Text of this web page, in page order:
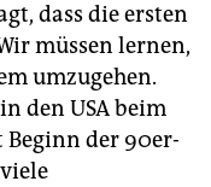
dass die ersten
müssen lernen,
umzugehen.
den USA beim
Beginn der 90er-